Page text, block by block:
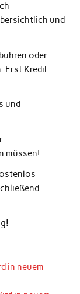
und
oder
Erst Kredit
und
müssen!
in neuem